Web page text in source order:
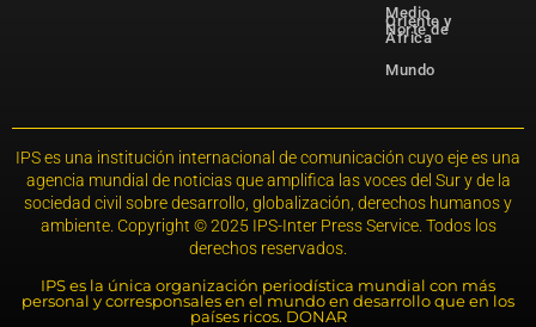
Medio
Oriente y
Norte de
África
Mundo
IPS es una institución internacional de comunicación cuyo eje es una
agencia mundial de noticias que amplifica las voces del Sur y de la
sociedad civil sobre desarrollo, globalización, derechos humanos y
ambiente. Copyright © 2025 IPS-Inter Press Service. Todos los
derechos reservados.
IPS es la única organización periodística mundial con más
personal y corresponsales en el mundo en desarrollo que en los
países ricos. DONAR